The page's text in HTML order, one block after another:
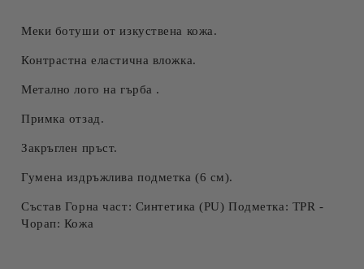
Съгласен съм сПолитиката за лични данни
Ние ще се свържем с вас в рамките на работния ден.
Меки ботуши от изкуствена кожа.
Контрастна еластична вложка.
Метално лого на гърба .
Примка отзад.
Закръглен пръст.
Гумена издръжлива подметка (6 см).
Състав Горна част: Синтетика (PU) Подметка: TPR -
Чорап: Кожа